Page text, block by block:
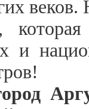
веков.
и